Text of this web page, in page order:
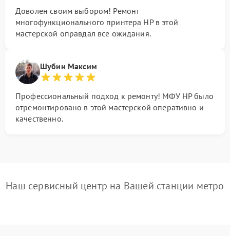
Доволен своим выбором! Ремонт
многофункционального принтера HP в этой
мастерской оправдал все ожидания.
Шубин Максим
Профессиональный подход к ремонту! МФУ HP было
отремонтировано в этой мастерской оперативно и
качественно.
Наш сервисный центр на Вашей станции метро